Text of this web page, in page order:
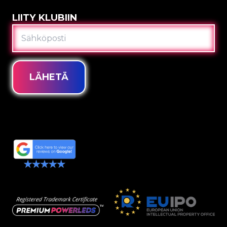
LIITY KLUBIIN
SÄHKÖPOSTI
LÄHETÄ